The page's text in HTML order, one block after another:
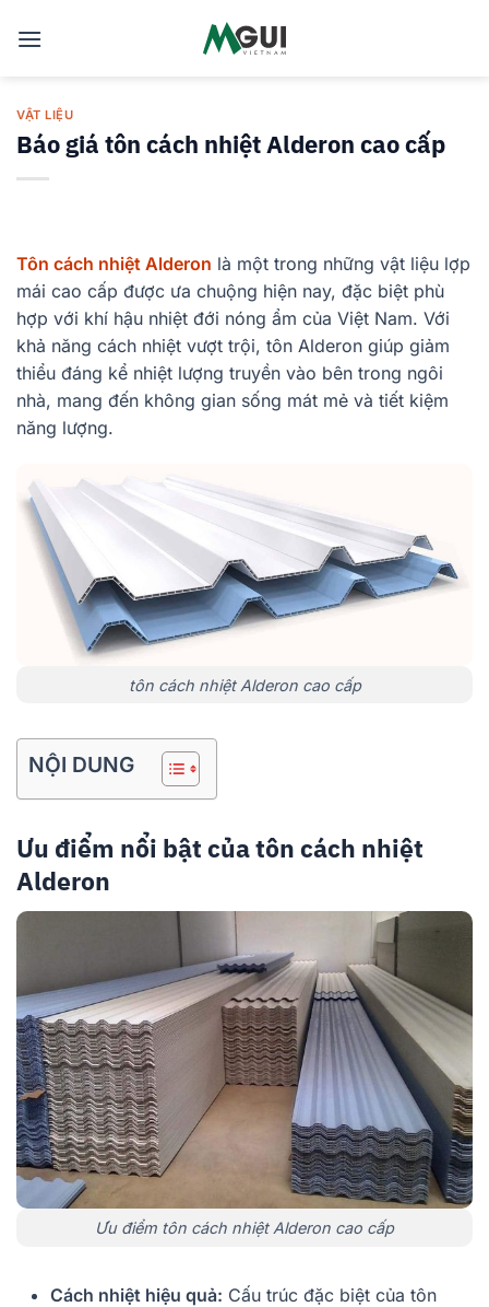
VẬT LIỆU
Báo giá tôn cách nhiệt Alderon cao cấp
Tôn cách nhiệt Alderon là một trong những vật liệu lợp
mái cao cấp được ưa chuộng hiện nay, đặc biệt phù
hợp với khí hậu nhiệt đới nóng ẩm của Việt Nam. Với
khả năng cách nhiệt vượt trội, tôn Alderon giúp giảm
thiểu đáng kể nhiệt lượng truyền vào bên trong ngôi
nhà, mang đến không gian sống mát mẻ và tiết kiệm
năng lượng.
tôn cách nhiệt Alderon cao cấp
NỘI DUNG
Ưu điểm nổi bật của tôn cách nhiệt
Alderon
Ưu điểm tôn cách nhiệt Alderon cao cấp
Cách nhiệt hiệu quả: Cấu trúc đặc biệt của tôn